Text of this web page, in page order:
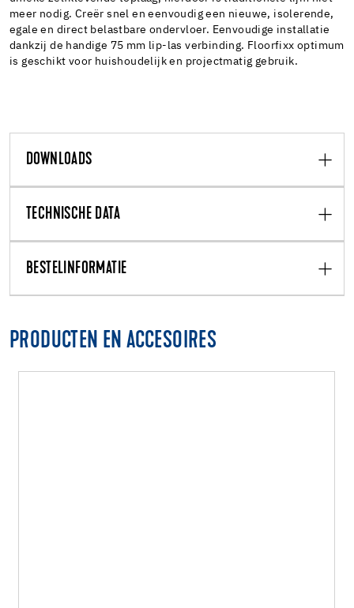
meer nodig. Creër snel en eenvoudig een nieuwe, isolerende,
egale en direct belastbare ondervloer. Eenvoudige installatie
dankzij de handige 75 mm lip-las verbinding. Floorfixx optimum
is geschikt voor huishoudelijk en projectmatig gebruik.
DOWNLOADS
TECHNISCHE DATA
BESTELINFORMATIE
PRODUCTEN EN ACCESOIRES